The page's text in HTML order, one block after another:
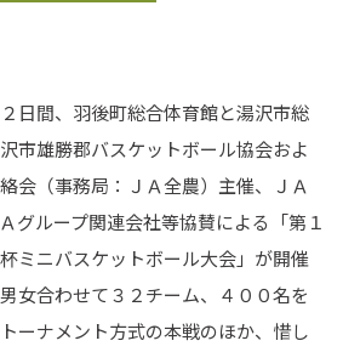
日間、羽後町総合体育館と湯沢市総
市雄勝郡バスケットボール協会およ
会（事務局：ＪＡ全農）主催、ＪＡ
グループ関連会社等協賛による「第１
ミニバスケットボール大会」が開催
女合わせて３２チーム、４００名を
ーナメント方式の本戦のほか、惜し